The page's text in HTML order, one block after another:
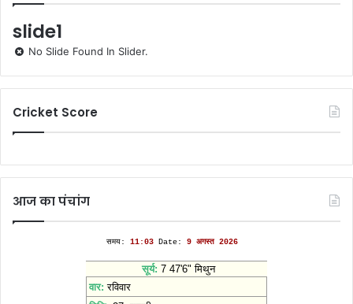
slide1
No Slide Found In Slider.
Cricket Score
आज का पंचांग